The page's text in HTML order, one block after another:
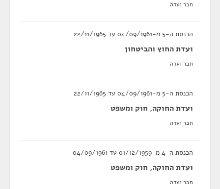
חבר ועדה
הכנסת ה-5 מ-04/09/1961 עד 22/11/1965
ועדת החוץ והביטחון
חבר ועדה
הכנסת ה-5 מ-04/09/1961 עד 22/11/1965
ועדת החוקה, חוק ומשפט
חבר ועדה
הכנסת ה-4 מ-01/12/1959 עד 04/09/1961
ועדת החוקה, חוק ומשפט
חבר ועדה